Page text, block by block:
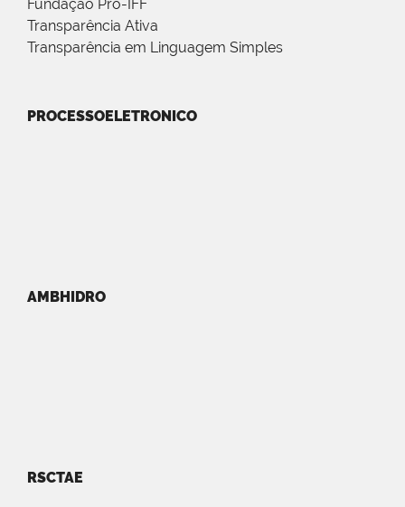
Fundação Pró-IFF
Transparência Ativa
Transparência em Linguagem Simples
PROCESSOELETRONICO
AMBHIDRO
RSCTAE